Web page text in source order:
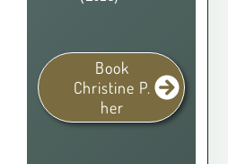
Book
Christine P.
her